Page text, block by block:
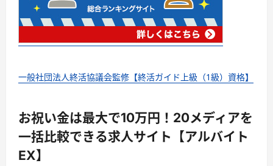
一般社団法人終活協議会監修【終活ガイド上級（1級）資格】
お祝い金は最大で10万円！20メディアを
一括比較できる求人サイト【アルバイト
EX】